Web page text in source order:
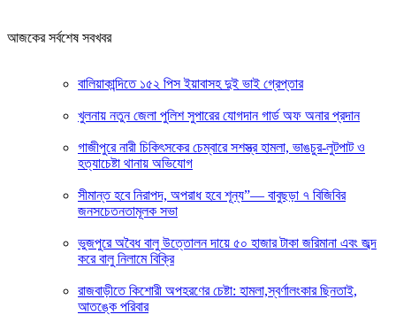
আজকের সর্বশেষ সবখবর
বালিয়াকান্দিতে ১৫২ পিস ইয়াবাসহ দুই ভাই গ্রেপ্তার
খুলনায় নতুন জেলা পুলিশ সুপারের যোগদান গার্ড অফ অনার প্রদান
গাজীপুরে নারী চিকিৎসকের চেম্বারে সশস্ত্র হামলা, ভাঙচুর-লুটপাট ও
হত্যাচেষ্টা থানায় অভিযোগ
সীমান্ত হবে নিরাপদ, অপরাধ হবে শূন্য”— বাবুছড়া ৭ বিজিবির
জনসচেতনতামূলক সভা
ভুজপুরে অবৈধ বালু উত্তোলন দায়ে ৫০ হাজার টাকা জরিমানা এবং জব্দ
করে বালু নিলামে বিক্রি
রাজবাড়ীতে কিশোরী অপহরণের চেষ্টা: হামলা,স্বর্ণালংকার ছিনতাই,
আতঙ্কে পরিবার